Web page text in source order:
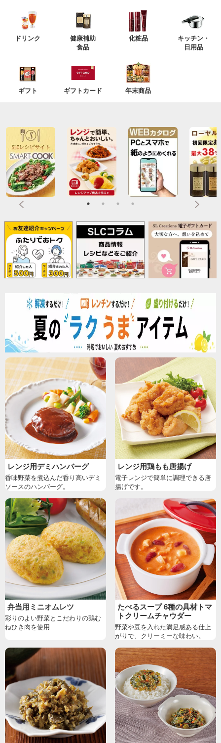
ドリンク
健康補助
食品
化粧品
キッチン・
日用品
ギフト ギフトカード 年末商品
レンジ用デミハンバーグ
香味野菜を煮込んだ香り高いデミ
ソースのハンバーグ。
レンジ用鶏もも唐揚げ
電子レンジで簡単に調理できる唐
揚げです。
弁当用ミニオムレツ
彩りのよい野菜とこだわりの鶏む
ねひき肉を使用
たべるスープ 6種の具材トマ
トクリームチャウダー
野菜や豆を入れた満足感ある仕上
がりで、クリーミーな味わい。